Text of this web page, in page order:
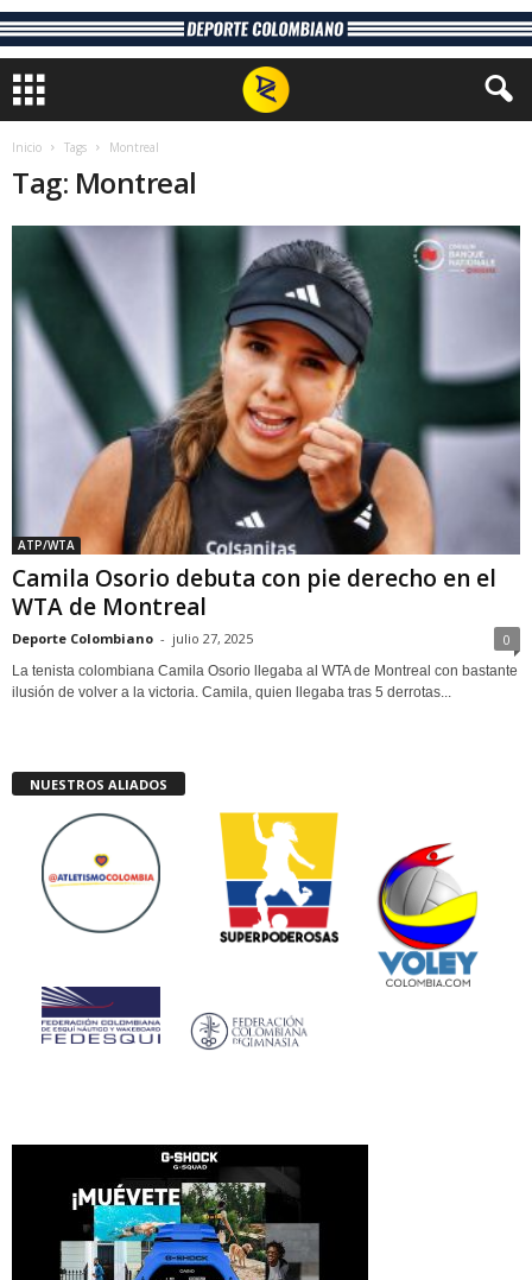
Inicio Tags Montreal
Tag: Montreal
ATP/WTA
Camila Osorio debuta con pie derecho en el
WTA de Montreal
Deporte Colombiano - julio 27, 2025 0
La tenista colombiana Camila Osorio llegaba al WTA de Montreal con bastante
ilusión de volver a la victoria. Camila, quien llegaba tras 5 derrotas...
NUESTROS ALIADOS